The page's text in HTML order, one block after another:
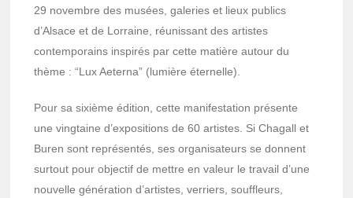
29 novembre des musées, galeries et lieux publics
d’Alsace et de Lorraine, réunissant des artistes
contemporains inspirés par cette matière autour du
thème : “Lux Aeterna” (lumière éternelle).
Pour sa sixième édition, cette manifestation présente
une vingtaine d’expositions de 60 artistes. Si Chagall et
Buren sont représentés, ses organisateurs se donnent
surtout pour objectif de mettre en valeur le travail d’une
nouvelle génération d’artistes, verriers, souffleurs,